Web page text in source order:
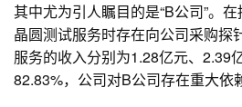
其中尤为引人瞩目的是“B公司”。
晶圆测试服务时存在向公司采购
服务的收入分别为1.28亿元、2.39
82.83%，公司对B公司存在重大依